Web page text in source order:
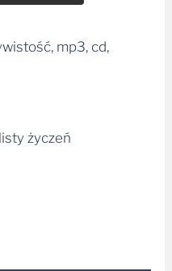
mp3, cd,
życzeń